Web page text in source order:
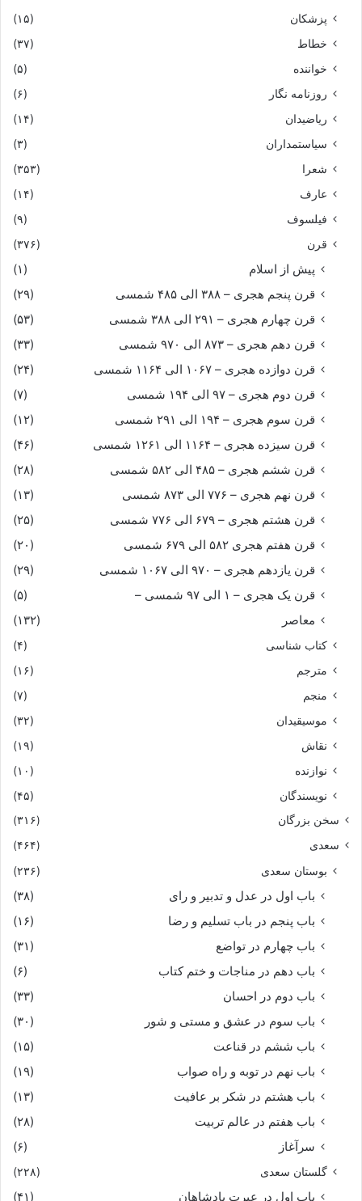
که گیو دلاور بگردان چه کرد
دلت سیر گردد به دشت نبرد
فراوان بلشکر مرا دیده
نبرد مرا هم پسندیده‏
همانا که گوپال بیش از هزار
گرفتى ز دست من آن نامدار
سرش ویژه گفتى که سندان شدست
بر و ساعدش پیل دندان شدست‏
من آورد رستم بسى دیده‏ام
برخمش ندیدم چنین پایدار
نه در کوشش و پیچش کارزار
بنوّى چو پیلى خروشان بدى‏
برآشفت پیران بدو گفت بس
نه از یک سوارست چندین سخن
تو آهنگ آورد مردان مکن‏
تو رفتى و نستیهن نامور
سپاهى بکردار شیران نر
کنون گیو را ساختى پیل مست
میان یلان گشت نام تو پست‏
چو زین یابد افراسیاب آگهى
بیندازد آن تاج شاهنشهى‏
که دو پهلوان دلیر و سوار
چنین لشکرى از در کارزار
ز پیش سوارى نمودید پشت
بسى از دلیران ترکان بکشت‏
گواژه بسى باشدت با فسوس
پزشکان
(۱۵)
خطاط
(۳۷)
خواننده
(۵)
روزنامه نگار
(۶)
ریاضیدان
(۱۴)
سیاستمداران
(۳)
شعرا
(۳۵۳)
عارف
(۱۴)
فیلسوف
(۹)
قرن
(۳۷۶)
پیش از اسلام
(۱)
قرن پنجم هجری – ۳۸۸ الی ۴۸۵ شمسی
(۲۹)
قرن چهارم هجری – ۲۹۱ الی ۳۸۸ شمسی
(۵۳)
قرن دهم هجری – ۸۷۳ الی ۹۷۰ شمسی
(۳۳)
قرن دوازده هجری – ۱۰۶۷ الی ۱۱۶۴ شمسی
(۲۴)
قرن دوم هجری – ۹۷ الی ۱۹۴ شمسی
(۷)
قرن سوم هجری – ۱۹۴ الی ۲۹۱ شمسی
(۱۲)
قرن سیزده هجری – ۱۱۶۴ الی ۱۲۶۱ شمسی
(۴۶)
قرن ششم هجری – ۴۸۵ الی ۵۸۲ شمسی
(۲۸)
قرن نهم هجری – ۷۷۶ الی ۸۷۳ شمسی
(۱۳)
قرن هشتم هجری – ۶۷۹ الی ۷۷۶ شمسی
(۲۵)
قرن هفتم هجری ۵۸۲ الی ۶۷۹ شمسی
(۲۰)
قرن یازدهم هجری – ۹۷۰ الی ۱۰۶۷ شمسی
(۲۹)
قرن یک هجری – ۱ الی ۹۷ شمسی –
(۵)
معاصر
(۱۳۲)
کتاب شناسی
(۴)
مترجم
(۱۶)
منجم
(۷)
موسیقیدان
(۳۲)
نقاش
(۱۹)
نوازنده
(۱۰)
نویسندگان
(۴۵)
سخن بزرگان
(۳۱۶)
سعدی
(۴۶۴)
بوستان سعدی (۲۳۶)
باب اول در عدل و تدبیر و رای
(۳۸)
باب پنجم در باب تسلیم و رضا
(۱۶)
باب چهارم در تواضع
(۳۱)
باب دهم در مناجات و ختم کتاب
(۶)
باب دوم در احسان
(۳۳)
باب سوم در عشق و مستی و شور
(۳۰)
باب ششم در قناعت
(۱۵)
باب نهم در توبه و راه صواب
(۱۹)
باب هشتم در شکر بر عافیت
(۱۳)
باب هفتم در عالم تربیت
(۲۸)
سرآغاز
(۶)
گلستان سعدی (۲۲۸)
باب اول در عبرت پادشاهان (۴۱)